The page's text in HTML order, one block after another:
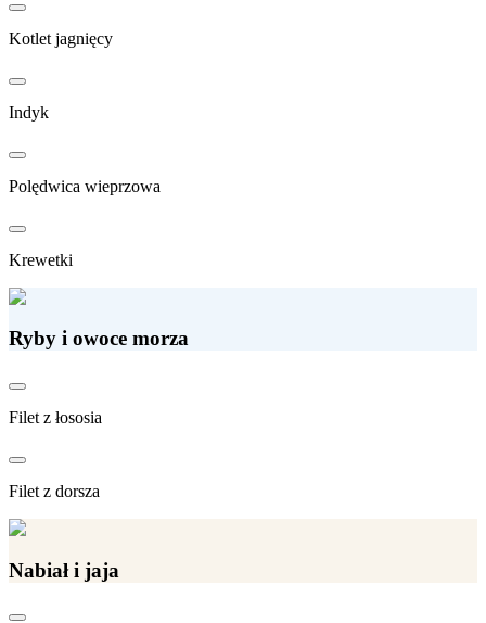
Kotlet jagnięcy
Indyk
Polędwica wieprzowa
Krewetki
Ryby i owoce morza
Filet z łososia
Filet z dorsza
Nabiał i jaja